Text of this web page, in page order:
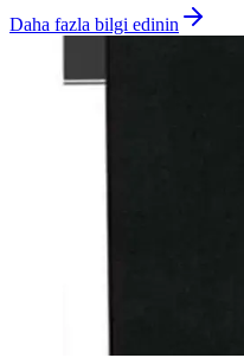
Daha fazla bilgi edinin